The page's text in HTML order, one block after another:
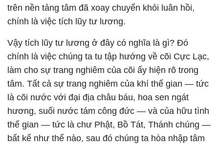
trên nền tảng tâm đã xoay chuyển khỏi luân hồi,
chính là việc tích lũy tư lương.
Vậy tích lũy tư lương ở đây có nghĩa là gì? Đó
chính là việc chúng ta tu tập hướng về cõi Cực Lạc,
làm cho sự trang nghiêm của cõi ấy hiện rõ trong
tâm. Tất cả sự trang nghiêm của khí thế gian — tức
là cõi nước với đại địa châu báu, hoa sen ngát
hương, suối nước tám công đức — và của hữu tình
thế gian — tức là chư Phật, Bồ Tát, Thánh chúng —
bất kể như thế nào, sau đó chúng ta hòa nhập tâm